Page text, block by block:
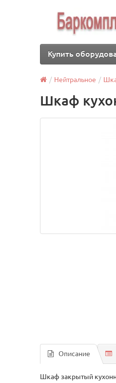
Купить
Нейтральное
Шкаф
Описание
Шкаф закрытый